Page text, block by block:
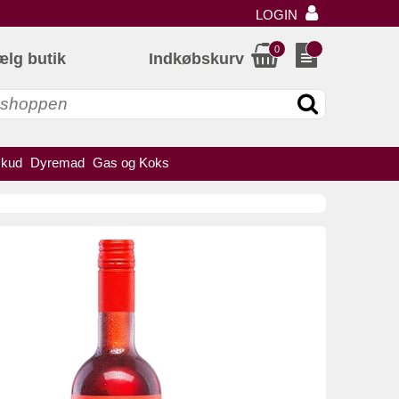
LOGIN
butik
Dyremad Gas og Koks
Indkøbskurv
0